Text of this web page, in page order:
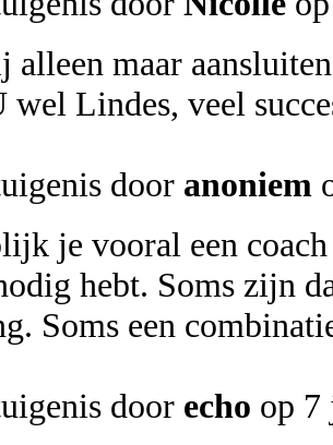
alleen maar
wel Lindes, veel
door anoniem
je vooral een
hebt. Soms zijn
Soms een
door echo op 7